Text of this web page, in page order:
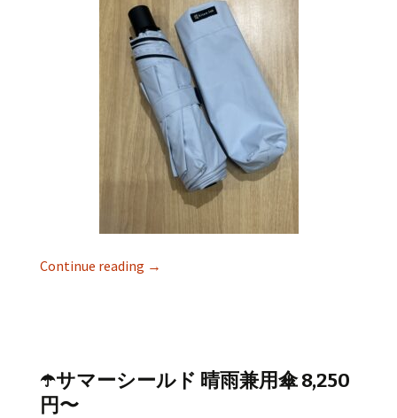
Continue reading →
☂️サマーシールド 晴雨兼用傘 8,250
円〜